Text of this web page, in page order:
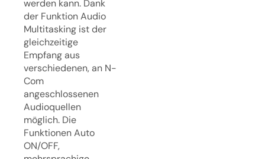
werden kann. Dank
der Funktion Audio
Multitasking ist der
gleichzeitige
Empfang aus
verschiedenen, an N-
Com
angeschlossenen
Audioquellen
möglich. Die
Funktionen Auto
ON/OFF,